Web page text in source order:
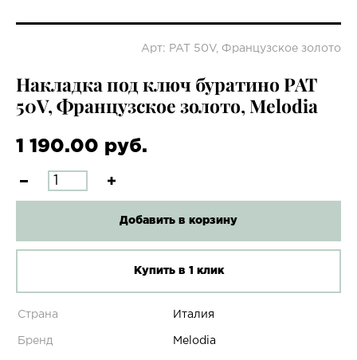
Арт: PAT 50V, Французское золото
Накладка под ключ буратино PAT
50V, Французское золото, Melodia
1 190.00 руб.
Добавить в корзину
Купить в 1 клик
Страна Италия
Бренд Melodia